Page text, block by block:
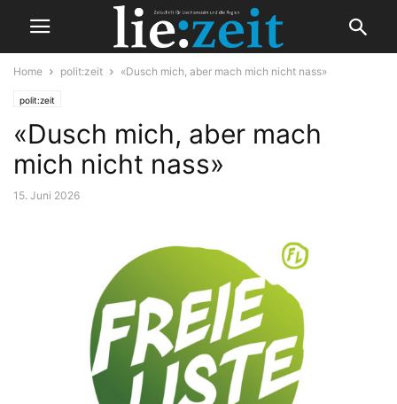
Home polit:zeit «Dusch mich, aber mach mich nicht nass»
polit:zeit
«Dusch mich, aber mach
mich nicht nass»
15. Juni 2026